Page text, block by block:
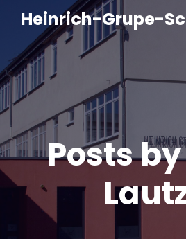
Heinrich-Grupe-
Posts